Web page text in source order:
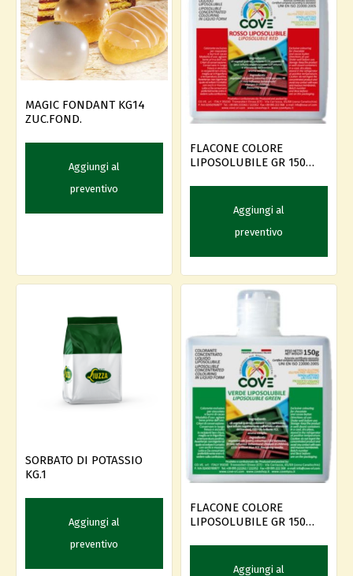
MAGIC FONDANT KG14
ZUC.FOND.
Aggiungi al
preventivo
FLACONE COLORE
LIPOSOLUBILE GR 150
Aggiungi al
preventivo
SORBATO DI POTASSIO
KG.1
Aggiungi al
preventivo
FLACONE COLORE
LIPOSOLUBILE GR 150
Aggiungi al